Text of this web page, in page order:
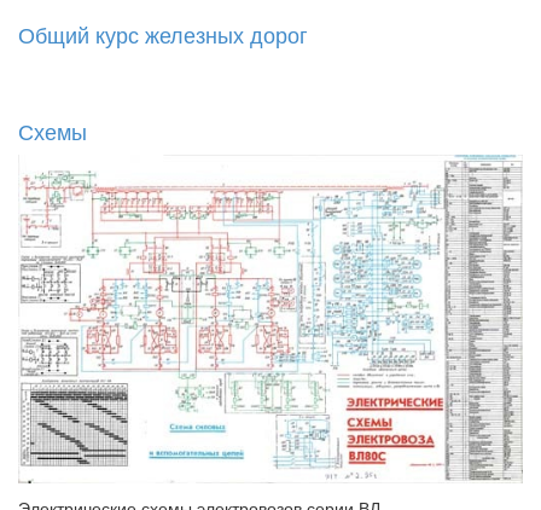
Общий курс железных дорог
Схемы